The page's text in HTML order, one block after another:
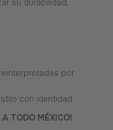
por
con identidad
TODO MÉXICO!